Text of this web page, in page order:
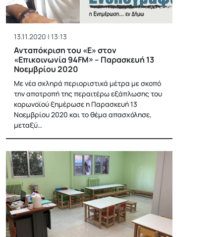
13.11.2020 | 13:13
Ανταπόκριση του «Ε» στον
«Επικοινωνία 94FM» – Παρασκευή 13
Νοεμβρίου 2020
Με νέα σκληρά περιοριστικά μέτρα με σκοπό
την αποτροπή της περαιτέρω εξάπλωσης του
κορωνοϊού ξημέρωσε η Παρασκευή 13
Νοεμβρίου 2020 και το θέμα απασχόλησε,
μεταξύ…